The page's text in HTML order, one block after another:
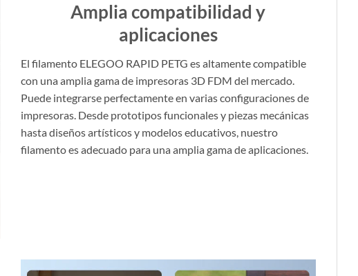
Amplia compatibilidad y
aplicaciones
El filamento ELEGOO RAPID PETG es altamente compatible
con una amplia gama de impresoras 3D FDM del mercado.
Puede integrarse perfectamente en varias configuraciones de
impresoras. Desde prototipos funcionales y piezas mecánicas
hasta diseños artísticos y modelos educativos, nuestro
filamento es adecuado para una amplia gama de aplicaciones.